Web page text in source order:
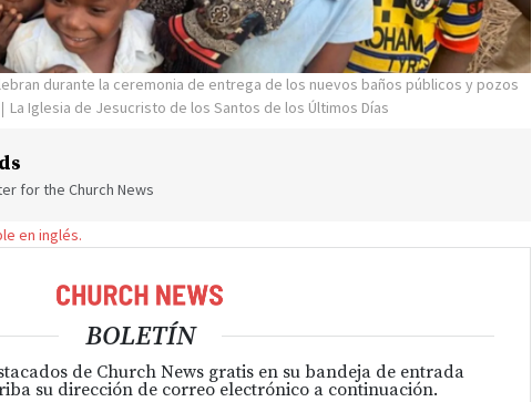
durante la ceremonia de entrega de los nuevos baños públicos y pozos
La Iglesia de Jesucristo de los Santos de los Últimos Días
for the Church News
en inglés.
BOLETÍN
de Church News gratis en su bandeja de entrada
su dirección de correo electrónico a continuación.